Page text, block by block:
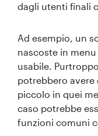
dagli utenti finali
Ad esempio, un
nascoste in
usabile.
potrebbero avere
piccolo in quei
caso potrebbe
funzioni comuni